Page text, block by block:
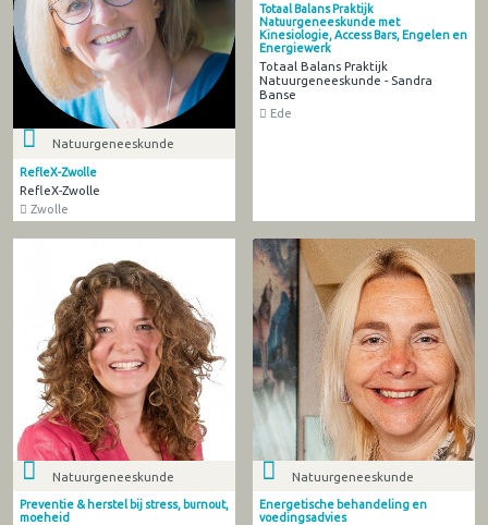
Natuurgeneeskunde
RefleX-Zwolle
RefleX-Zwolle
Zwolle
Totaal Balans Praktijk
Natuurgeneeskunde met
Kinesiologie, Access Bars, Engelen en
Energiewerk
Totaal Balans Praktijk
Natuurgeneeskunde - Sandra
Banse
Ede
Natuurgeneeskunde
Preventie & herstel bij stress, burnout,
moeheid
Natuurgeneeskunde
Energetische behandeling en
voedingsadvies